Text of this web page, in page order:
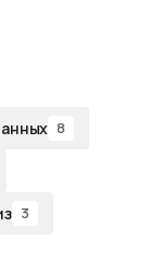
8
3